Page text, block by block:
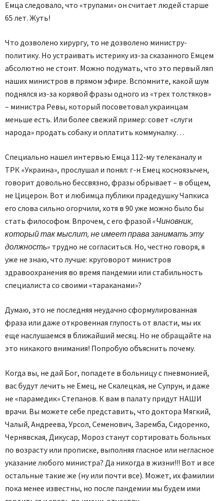
Емца следовало, что «трупами» он считает людей старше
65 лет. Жуть!
Что дозволено хирургу, то не дозволено министру-
политику. Но устраивать истерику из-за сказанного Емцем
абсолютно не стоит. Можно подумать, что это первый ляп
наших министров в прямом эфире. Вспомните, какой шум
поднялся из-за корявой фразы одного из «трех толстяков»
– министра Ревы, который посоветовал украинцам
меньше есть. Или более свежий пример: совет «слуги
народа» продать собаку и оплатить коммуналку…
Специально нашел интервью Емца 112-му телеканалу и
ТРК «Украина», прослушал и понял: г-н Емец косноязычен,
говорит довольно бессвязно, фразы обрывает – в общем,
не Цицерон. Вот и любимца публики прадедушку Чапкиса
его слова сильно огорчили, хотя в 90 уже можно было бы
стать философом. Впрочем, с его фразой «Чиновник,
который так мыслит, не имеет права занимать эту
должность» трудно не согласиться. Но, честно говоря, я
уже не знаю, что лучше: круговорот министров
здравоохранения во время пандемии или стабильность
специалиста со своими «тараканами»?
Думаю, это не последняя неудачно сформулированная
фраза или даже откровенная глупость от власти, мы их
еще наслушаемся в ближайший месяц. Но не обращайте на
это никакого внимания! Попробую объяснить почему.
Когда вы, не дай Бог, попадете в больницу с пневмонией,
вас будут лечить не Емец, не Скалецкая, не Супрун, и даже
не «парамедик» Степанов. К вам в палату придут НАШИ
врачи. Вы можете себе представить, что доктора Мягкий,
Чалый, Андреева, Урсол, Семенович, Заремба, Сидоренко,
Чернявская, Дикусар, Мороз станут сортировать больных
по возрасту или прописке, выполняя гласное или негласное
указание любого министра? Да никогда в жизни!!! Вот и все
остальные такие же (ну или почти все). Может, их фамилии
пока менее известны, но после пандемии мы будем ими